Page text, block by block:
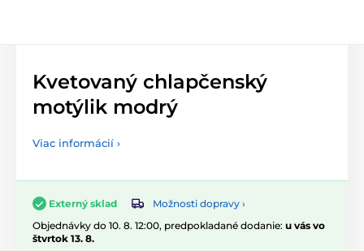
Kvetovaný chlapčenský
motýlik modrý
Viac informácií ›
Externý sklad
Možnosti dopravy ›
Objednávky do 10. 8. 12:00, predpokladané dodanie: u vás vo
štvrtok 13. 8.